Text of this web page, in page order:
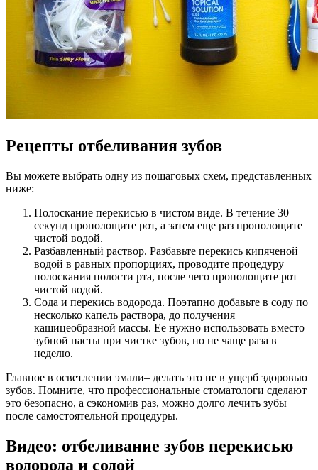
Рецепты отбеливания зубов
Вы можете выбрать одну из пошаговых схем, представленных
ниже:
Полоскание перекисью в чистом виде. В течение 30
секунд прополощите рот, а затем еще раз прополощите
чистой водой.
Разбавленный раствор. Разбавьте перекись кипяченой
водой в равных пропорциях, проводите процедуру
полоскания полости рта, после чего прополощите рот
чистой водой.
Сода и перекись водорода. Поэтапно добавьте в соду по
несколько капель раствора, до получения
кашицеобразной массы. Ее нужно использовать вместо
зубной пасты при чистке зубов, но не чаще раза в
неделю.
Главное в осветлении эмали– делать это не в ущерб здоровью
зубов. Помните, что профессиональные стоматологи сделают
это безопасно, а сэкономив раз, можно долго лечить зубы
после самостоятельной процедуры.
Видео: отбеливание зубов перекисью
водорода и содой